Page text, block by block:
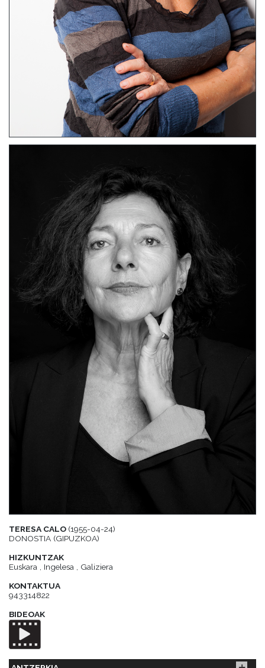
TERESA CALO (1955-04-24)
DONOSTIA (GIPUZKOA)
HIZKUNTZAK
Euskara , Ingelesa , Galiziera
KONTAKTUA
943314822
BIDEOAK